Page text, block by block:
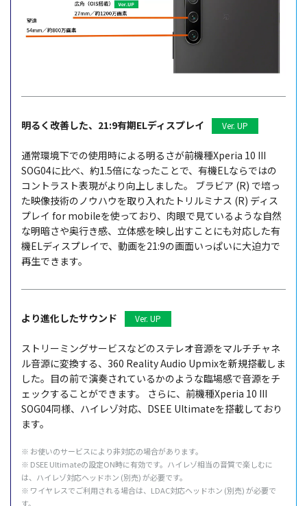
明るく改善した、21:9有期ELディスプレイ Ver. UP
通常環境下での使用時による明るさが前機種Xperia 10 III
SOG04に比べ、約1.5倍になったことで、有機ELならではの
コントラスト表現がより向上しました。
ブラビア (R) で培っ
た映像技術のノウハウを取り入れたトリルミナス (R) ディス
プレイ for mobileを使っており、肉眼で見ているような自然
な明暗さや奥行き感、立体感を映し出すことにも対応した有
機ELディスプレイで、動画を21:9の画面いっぱいに大迫力で
再生できます。
より進化したサウンド Ver. UP
ストリーミングサービスなどのステレオ音源をマルチチャネ
ル音源に変換する、360 Reality Audio Upmixを新規搭載しま
した。目の前で演奏されているかのような臨場感で音源をチ
ェックすることができます。
さらに、前機種Xperia 10 III
SOG04同様、ハイレゾ対応、DSEE Ultimateを搭載しており
ます。
※ お使いのサービスにより非対応の場合があります。
※ DSEE Ultimateの設定ON時に有効です。ハイレゾ相当の音質で楽しむに
は、ハイレゾ対応ヘッドホン (別売) が必要です。
※ ワイヤレスでご利用される場合は、LDAC対応ヘッドホン (別売) が必要で
す。